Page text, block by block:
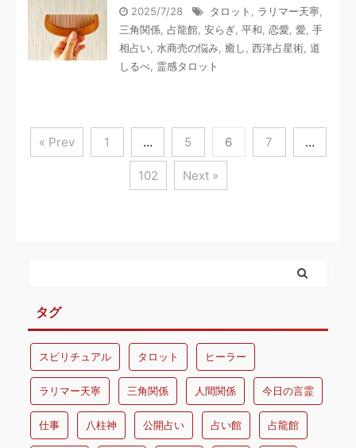
2025/7/28 タロット , ラリマー天寧,
三角関係, 占龍館, 安らぎ, 平和, 恋愛, 愛, 手
相占い, 水商売の悩み, 癒し, 西洋占星術, 道
しるべ, 霊感タロット
« Prev 1 … 5 6 7 …
102 Next »
タグ
スピリチュアル タロット ヒーラー
ラリマー天寧 三角関係 人間関係 今日の言霊
仕事 八柱神 公開占い 占い館 占龍館